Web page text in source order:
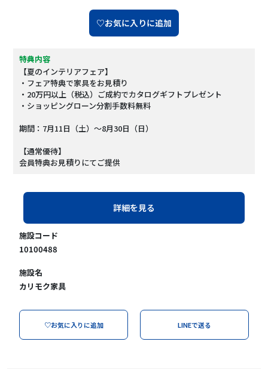
♡お気に入りに追加
特典内容
【夏のインテリアフェア】
・フェア特典で家具をお見積り
・20万円以上（税込）ご成約でカタログギフトプレゼント
・ショッピングローン分割手数料無料
期間：7月11日（土）～8月30日（日）
【通常優待】
会員特典お見積りにてご提供
詳細を見る
施設コード
10100488
施設名
カリモク家具
♡お気に入りに追加 LINEで送る